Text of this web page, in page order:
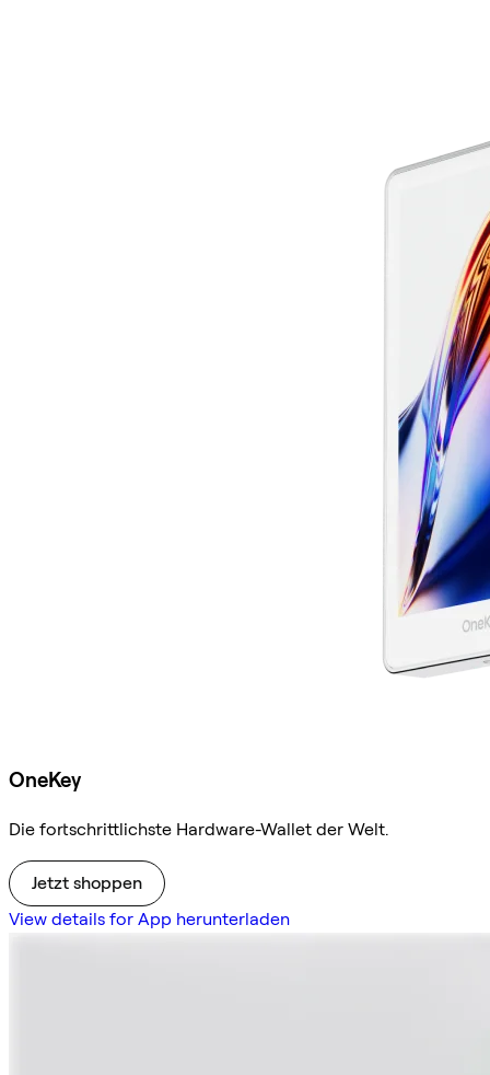
OneKey
Die fortschrittlichste Hardware-Wallet der Welt.
Jetzt shoppen
View details for App herunterladen